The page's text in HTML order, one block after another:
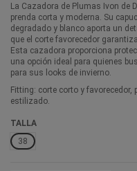
La Cazadora de Plumas Ivon de
prenda corta y moderna. Su
degradado y blanco aporta un
que el corte favorecedor
Esta cazadora proporciona
una opción ideal para quienes
para sus looks de invierno.
Fitting: corte corto y
estilizado.
TALLA
38